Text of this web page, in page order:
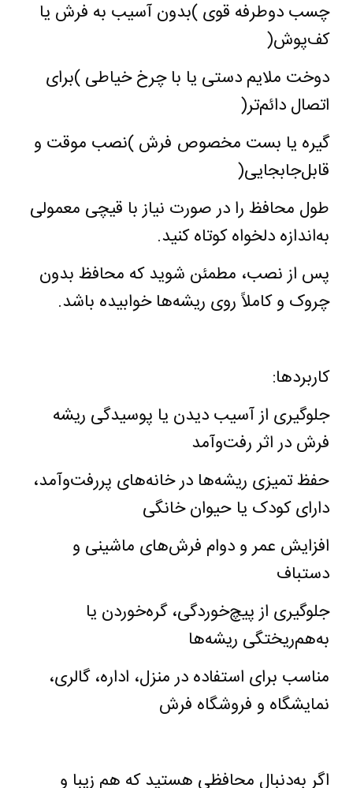
چسب دوطرفه قوی (بدون آسیب به فرش یا
کف‌پوش)
دوخت ملایم دستی یا با چرخ خیاطی (برای
اتصال دائم‌تر)
گیره یا بست مخصوص فرش (نصب موقت و
قابل‌جابجایی)
طول محافظ را در صورت نیاز با قیچی معمولی
به‌اندازه دلخواه کوتاه کنید.
پس از نصب، مطمئن شوید که محافظ بدون
چروک و کاملاً روی ریشه‌ها خوابیده باشد.
کاربردها:
جلوگیری از آسیب دیدن یا پوسیدگی ریشه
فرش در اثر رفت‌وآمد
حفظ تمیزی ریشه‌ها در خانه‌های پررفت‌وآمد،
دارای کودک یا حیوان خانگی
افزایش عمر و دوام فرش‌های ماشینی و
دستباف
جلوگیری از پیچ‌خوردگی، گره‌خوردن یا
به‌هم‌ریختگی ریشه‌ها
مناسب برای استفاده در منزل، اداره، گالری،
نمایشگاه و فروشگاه فرش
اگر به‌دنبال محافظی هستید که هم زیبا و